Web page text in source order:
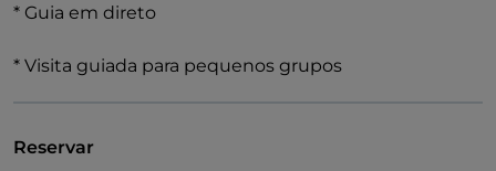
* Guia em direto
* Visita guiada para pequenos grupos
Reservar